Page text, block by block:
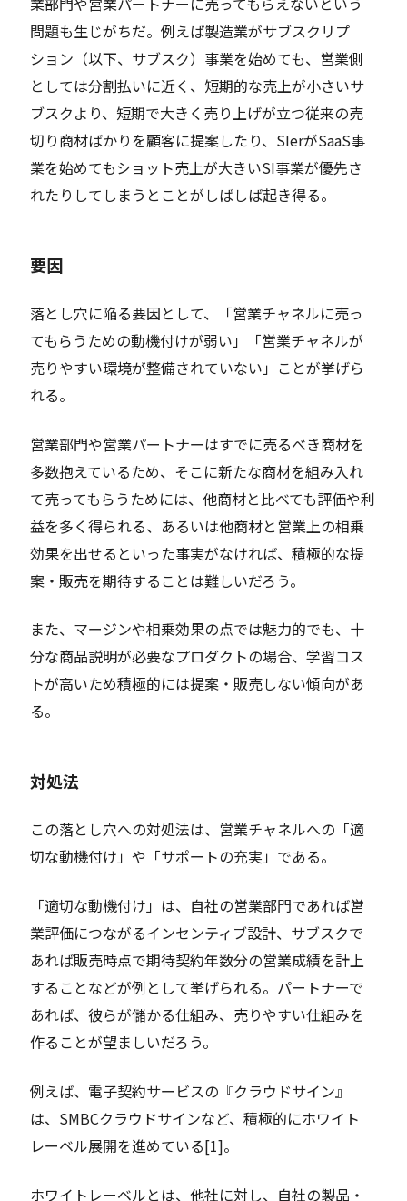
問題も生じがちだ。例えば製造業がサブスクリプ
ション（以下、サブスク）事業を始めても、営業側
としては分割払いに近く、短期的な売上が小さいサ
ブスクより、短期で大きく売り上げが立つ従来の売
切り商材ばかりを顧客に提案したり、SIerがSaaS事
業を始めてもショット売上が大きいSI事業が優先さ
れたりしてしまうとことがしばしば起き得る。
要因
落とし穴に陥る要因として、「営業チャネルに売っ
てもらうための動機付けが弱い」「営業チャネルが
売りやすい環境が整備されていない」ことが挙げら
れる。
営業部門や営業パートナーはすでに売るべき商材を
多数抱えているため、そこに新たな商材を組み入れ
て売ってもらうためには、他商材と比べても評価や利
益を多く得られる、あるいは他商材と営業上の相乗
効果を出せるといった事実がなければ、積極的な提
案・販売を期待することは難しいだろう。
また、マージンや相乗効果の点では魅力的でも、十
分な商品説明が必要なプロダクトの場合、学習コス
トが高いため積極的には提案・販売しない傾向があ
る。
対処法
この落とし穴への対処法は、営業チャネルへの「適
切な動機付け」や「サポートの充実」である。
「適切な動機付け」は、自社の営業部門であれば営
業評価につながるインセンティブ設計、サブスクで
あれば販売時点で期待契約年数分の営業成績を計上
することなどが例として挙げられる。パートナーで
あれば、彼らが儲かる仕組み、売りやすい仕組みを
作ることが望ましいだろう。
例えば、電子契約サービスの『クラウドサイン』
は、SMBCクラウドサインなど、積極的にホワイト
レーベル展開を進めている[1]。
ホワイトレーベルとは、他社に対し、自社の製品・